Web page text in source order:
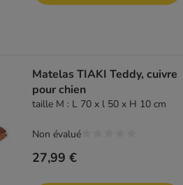
Matelas TIAKI Teddy, cuivre
pour chien
taille M : L 70 x l 50 x H 10 cm
27,99 €
Non évalué